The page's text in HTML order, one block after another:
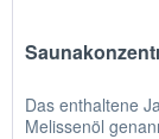
Das enthaltene
Melissenöl